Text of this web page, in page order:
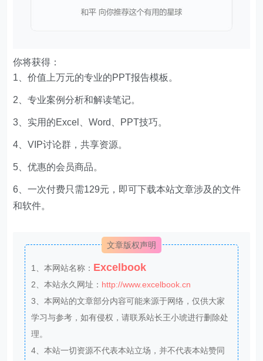
你将获得：
1、价值上万元的专业的PPT报告模板。
2、专业案例分析和解读笔记。
3、实用的Excel、Word、PPT技巧。
4、VIP讨论群，共享资源。
5、优惠的会员商品。
6、一次付费只需129元，即可下载本站文章涉及的文件
和软件。
文章版权声明
1、本网站名称： Excelbook
2、本站永久网址： http://www.excelbook.cn
3、本网站的文章部分内容可能来源于网络，仅供大家
学习与参考，如有侵权，请联系站长王小琥进行删除处
理。
4、本站一切资源不代表本站立场，并不代表本站赞同